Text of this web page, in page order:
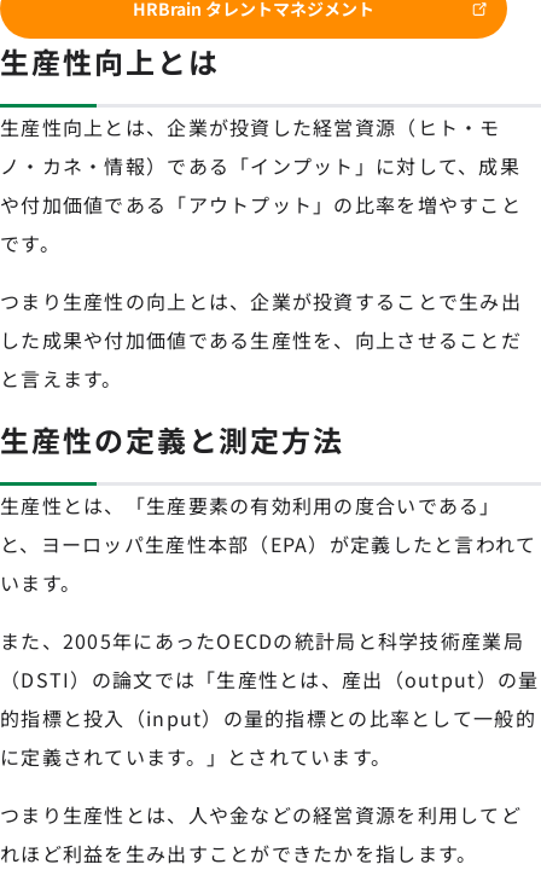
HRBrain タレントマネジメント
生産性向上とは
生産性向上とは、企業が投資した経営資源（ヒト・モ
ノ・カネ・情報）である「インプット」に対して、成果
や付加価値である「アウトプット」の比率を増やすこと
です。
つまり生産性の向上とは、企業が投資することで生み出
した成果や付加価値である生産性を、向上させることだ
と言えます。
生産性の定義と測定方法
生産性とは、「生産要素の有効利用の度合いである」
と、ヨーロッパ生産性本部（EPA）が定義したと言われて
います。
また、2005年にあったOECDの統計局と科学技術産業局
（DSTI）の論文では「生産性とは、産出（output）の量
的指標と投入（input）の量的指標との比率として一般的
に定義されています。」とされています。
つまり生産性とは、人や金などの経営資源を利用してど
れほど利益を生み出すことができたかを指します。